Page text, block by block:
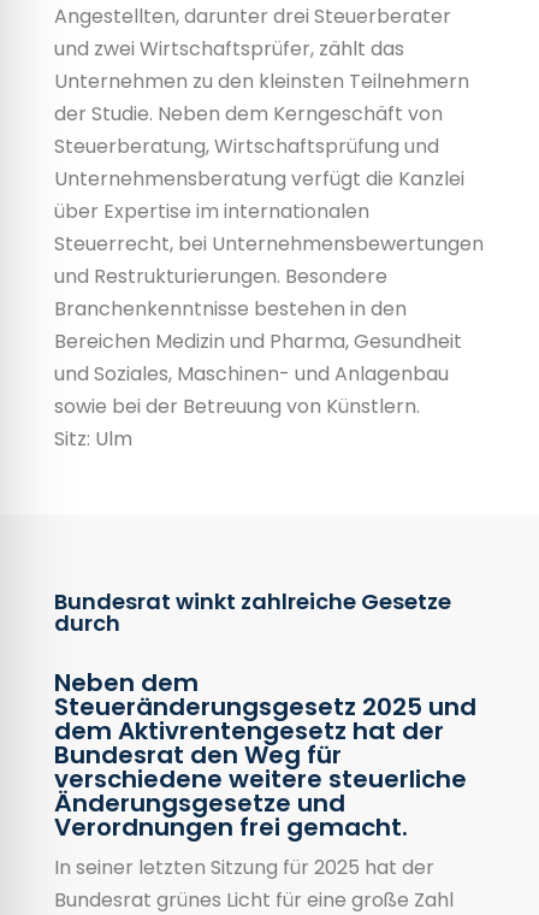
Angestellten, darunter drei Steuerberater
und zwei Wirtschaftsprüfer, zählt das
Unternehmen zu den kleinsten Teilnehmern
der Studie. Neben dem Kerngeschäft von
Steuerberatung, Wirtschaftsprüfung und
Unternehmensberatung verfügt die Kanzlei
über Expertise im internationalen
Steuerrecht, bei Unternehmens­bewertungen
und Restrukturierungen. Besondere
Branchenkenntnisse bestehen in den
Bereichen Medizin und Pharma, Gesundheit
und Soziales, Maschinen- und Anlagenbau
sowie bei der Betreuung von Künstlern.
Sitz: Ulm
Bundesrat winkt zahlreiche Gesetze
durch
Neben dem
Steueränderungsgesetz 2025 und
dem Aktivrentengesetz hat der
Bundesrat den Weg für
verschiedene weitere steuerliche
Änderungsgesetze und
Verordnungen frei gemacht.
In seiner letzten Sitzung für 2025 hat der
Bundesrat grünes Licht für eine große Zahl